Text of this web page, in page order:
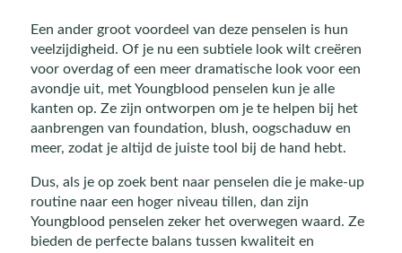
Een ander groot voordeel van deze penselen is hun
veelzijdigheid. Of je nu een subtiele look wilt creëren
voor overdag of een meer dramatische look voor een
avondje uit, met Youngblood penselen kun je alle
kanten op. Ze zijn ontworpen om je te helpen bij het
aanbrengen van foundation, blush, oogschaduw en
meer, zodat je altijd de juiste tool bij de hand hebt.
Dus, als je op zoek bent naar penselen die je make-up
routine naar een hoger niveau tillen, dan zijn
Youngblood penselen zeker het overwegen waard. Ze
bieden de perfecte balans tussen kwaliteit en